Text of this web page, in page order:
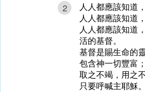
2
人人都應該知道，
人人都應該知道，
人人都應該知道，
活的基督。
基督是賜生命的
包含神一切豐富；
取之不竭，用之
只要呼喊主耶穌。